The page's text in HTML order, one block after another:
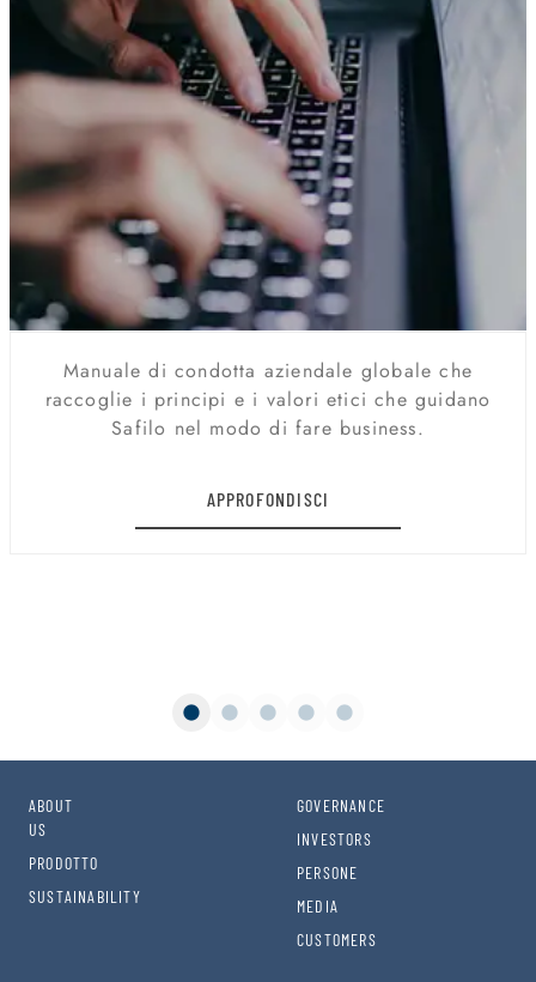
MANUAL
Manuale di condotta aziendale globale che
raccoglie i principi e i valori etici che guidano
Safilo nel modo di fare business.
APPROFONDISCI
ABOUT
US
PRODOTTO
SUSTAINABILITY
GOVERNANCE
INVESTORS
PERSONE
MEDIA
CUSTOMERS